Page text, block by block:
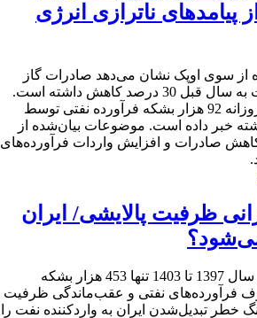
ناترازی انرژی
از سوی اوپک نشان می‌دهد صادرات گاز
ایران در سال 2024 نسبت به سال قبل 30 درصد کاهش داشته است.
همچنین اوپک از واردات روزانه 92 هزار بشکه فرآورده نفتی توسط
خبر داده است. موضوعات بیان‌شده از
کاهش صادرات و افزایش واردات فرآورده‌های
ظرفیت پالایشی/ ایران
ظرفیت پالایشی ایران از سال 1397 تا 1403 تنها 453 هزار بشکه
فرآورده‌های نفتی و عقب‌ماندگی ظرفیت
خطر تبدیل‌شدن ایران به واردکننده نفت را